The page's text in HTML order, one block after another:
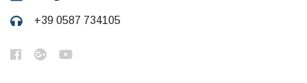
+39 0587 734105